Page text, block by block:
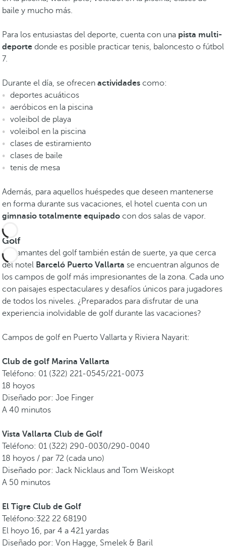
baile y mucho más.
Para los entusiastas del deporte, cuenta con una pista multi-
deporte donde es posible practicar tenis, baloncesto o fútbol
7.
Durante el día, se ofrecen actividades como:
deportes acuáticos
aeróbicos en la piscina
voleibol de playa
voleibol en la piscina
clases de estiramiento
clases de baile
tenis de mesa
Además, para aquellos huéspedes que deseen mantenerse
en forma durante sus vacaciones, el hotel cuenta con un
gimnasio totalmente equipado con dos salas de vapor.
Golf
Los amantes del golf también están de suerte, ya que cerca
del hotel Barceló Puerto Vallarta se encuentran algunos de
los campos de golf más impresionantes de la zona. Cada uno
con paisajes espectaculares y desafíos únicos para jugadores
de todos los niveles. ¿Preparados para disfrutar de una
experiencia inolvidable de golf durante las vacaciones?
Campos de golf en Puerto Vallarta y Riviera Nayarit:
Club de golf Marina Vallarta
Teléfono: 01 (322) 221-0545/221-0073
18 hoyos
Diseñado por: Joe Finger
A 40 minutos
Vista Vallarta Club de Golf
Teléfono: 01 (322) 290-0030/290-0040
18 hoyos / par 72 (cada uno)
Diseñado por: Jack Nicklaus and Tom Weiskopt
A 50 minutos
El Tigre Club de Golf
Teléfono:322 22 68190
El hoyo 16, par 4 a 421 yardas
Diseñado por: Von Hagge, Smelek & Baril